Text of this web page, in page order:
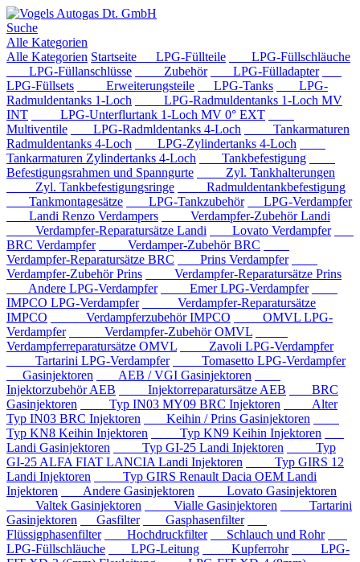
Suche
Alle Kategorien
Alle Kategorien Startseite LPG-Füllteile
LPG-Füllschläuche
LPG-Füllanschlüsse
Zubehör
LPG-Fülladapter
LPG-Füllsets
Erweiterungsteile LPG-Tanks
LPG-
Radmuldentanks 1-Loch
LPG-Radmuldentanks 1-Loch MV
INT
LPG-Unterflurtank 1-Loch MV 0° EXT
Multiventile
LPG-Radmldentanks 4-Loch
Tankarmaturen
Radmuldentanks 4-Loch
LPG-Zylindertanks 4-Loch
Tankarmaturen Zylindertanks 4-Loch
Tankbefestigung
Befestigungsrahmen und Spanngurte
Zyl. Tankhalterungen
Zyl. Tankbefestigungsringe
Radmuldentankbefestigung
Tankmontagesätze
LPG-Tankzubehör
LPG-Verdampfer
Landi Renzo Verdampers
Verdampfer-Zubehör Landi
Verdampfer-Reparatursätze Landi
Lovato Verdampfer
BRC Verdampfer
Verdamper-Zubehör BRC
Verdampfer-Reparatursätze BRC
Prins Verdampfer
Verdampfer-Zubehör Prins
Verdampfer-Reparatursätze Prins
Andere LPG-Verdampfer
Emer LPG-Verdampfer
IMPCO LPG-Verdampfer
Verdampfer-Reparatursätze
IMPCO
Verdampferzubehör IMPCO
OMVL LPG-
Verdampfer
Verdampfer-Zubehör OMVL
Verdampferreparatursätze OMVL
Zavoli LPG-Verdampfer
Tartarini LPG-Verdampfer
Tomasetto LPG-Verdampfer
Gasinjektoren
AEB / VGI Gasinjektoren
Injektorzubehör AEB
Injektorreparatursätze AEB
BRC
Gasinjektoren
Typ IN03 MY09 BRC Injektoren
Alter
Typ IN03 BRC Injektoren
Keihin / Prins Gasinjektoren
Typ KN8 Keihin Injektoren
Typ KN9 Keihin Injektoren
Landi Gasinjektoren
Typ GI-25 Landi Injektoren
Typ
GI-25 ALFA FIAT LANCIA Landi Injektoren
Typ GIRS 12
Landi Injektoren
Typ GIRS Renault Dacia OEM Landi
Injektoren
Andere Gasinjektoren
Lovato Gasinjektoren
Valtek Gasinjektoren
Vialle Gasinjektoren
Tartarini
Gasinjektoren
Gasfilter
Gasphasenfilter
Flüssigphasenfilter
Hochdruckfilter
Schlauch und Rohr
LPG-Füllschläuche
LPG-Leitung Kupferrohr
LPG-